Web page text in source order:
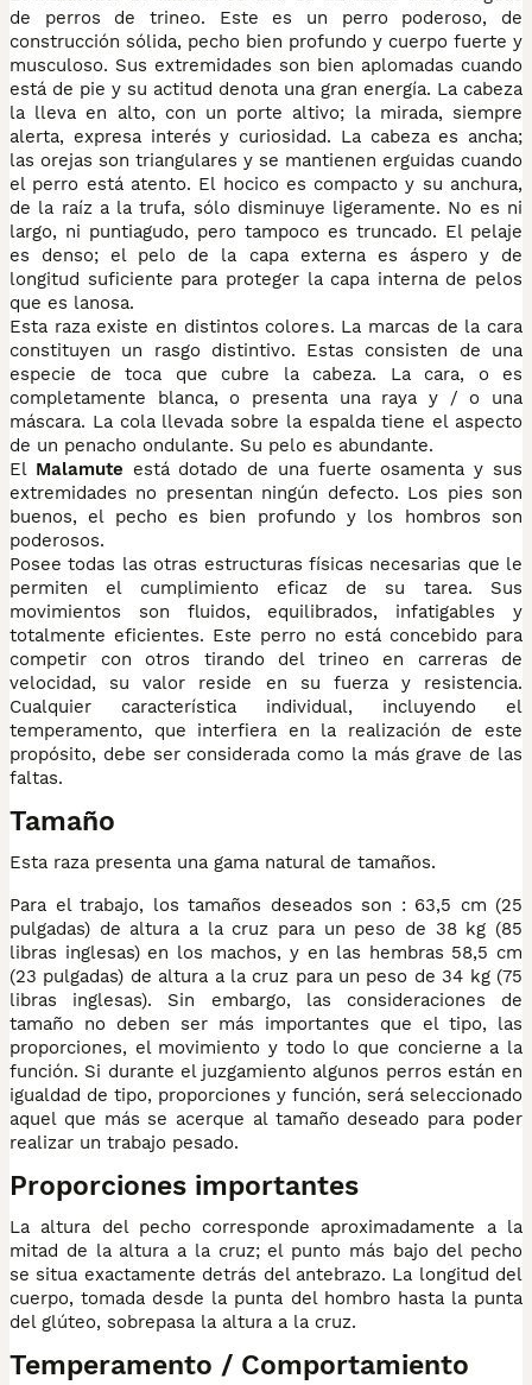
de perros de trineo. Este es un perro poderoso, de
construcción sólida, pecho bien profundo y cuerpo fuerte y
musculoso. Sus extremidades son bien aplomadas cuando
está de pie y su actitud denota una gran energía. La cabeza
la lleva en alto, con un porte altivo; la mirada, siempre
alerta, expresa interés y curiosidad. La cabeza es ancha;
las orejas son triangulares y se mantienen erguidas cuando
el perro está atento. El hocico es compacto y su anchura,
de la raíz a la trufa, sólo disminuye ligeramente. No es ni
largo, ni puntiagudo, pero tampoco es truncado. El pelaje
es denso; el pelo de la capa externa es áspero y de
longitud suficiente para proteger la capa interna de pelos
que es lanosa.
Esta raza existe en distintos colores. La marcas de la cara
constituyen un rasgo distintivo. Estas consisten de una
especie de toca que cubre la cabeza. La cara, o es
completamente blanca, o presenta una raya y / o una
máscara. La cola llevada sobre la espalda tiene el aspecto
de un penacho ondulante. Su pelo es abundante.
El Malamute está dotado de una fuerte osamenta y sus
extremidades no presentan ningún defecto. Los pies son
buenos, el pecho es bien profundo y los hombros son
poderosos.
Posee todas las otras estructuras físicas necesarias que le
permiten el cumplimiento eficaz de su tarea. Sus
movimientos son fluidos, equilibrados, infatigables y
totalmente eficientes. Este perro no está concebido para
competir con otros tirando del trineo en carreras de
velocidad, su valor reside en su fuerza y resistencia.
Cualquier característica individual, incluyendo el
temperamento, que interfiera en la realización de este
propósito, debe ser considerada como la más grave de las
faltas.
Tamaño
Esta raza presenta una gama natural de tamaños.
Para el trabajo, los tamaños deseados son : 63,5 cm (25
pulgadas) de altura a la cruz para un peso de 38 kg (85
libras inglesas) en los machos, y en las hembras 58,5 cm
(23 pulgadas) de altura a la cruz para un peso de 34 kg (75
libras inglesas). Sin embargo, las consideraciones de
tamaño no deben ser más importantes que el tipo, las
proporciones, el movimiento y todo lo que concierne a la
función. Si durante el juzgamiento algunos perros están en
igualdad de tipo, proporciones y función, será seleccionado
aquel que más se acerque al tamaño deseado para poder
realizar un trabajo pesado.
Proporciones importantes
La altura del pecho corresponde aproximadamente a la
mitad de la altura a la cruz; el punto más bajo del pecho
se situa exactamente detrás del antebrazo. La longitud del
cuerpo, tomada desde la punta del hombro hasta la punta
del glúteo, sobrepasa la altura a la cruz.
Temperamento / Comportamiento